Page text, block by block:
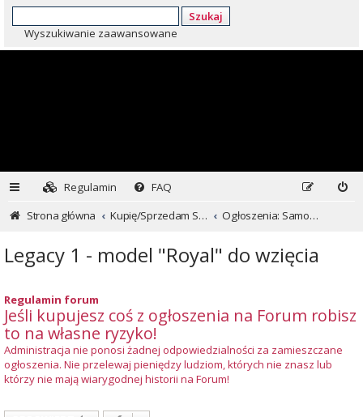
Szukaj
Wyszukiwanie zaawansowane
Regulamin
FAQ
Strona główna
Kupię/Sprzedam Subaru i nie tylko... Ogłoszenia: Samochody
Legacy 1 - model "Royal" do wzięcia
Regulamin forum
Jeśli kupujesz coś z ogłoszenia na Forum robisz
to na własne ryzyko!
Administracja nie ponosi żadnej odpowiedzialności za zamieszczane
ogłoszenia. Nie przelewaj pieniędzy ludziom, których nie znasz lub
którzy nie mają wiarygodnej historii na Forum!